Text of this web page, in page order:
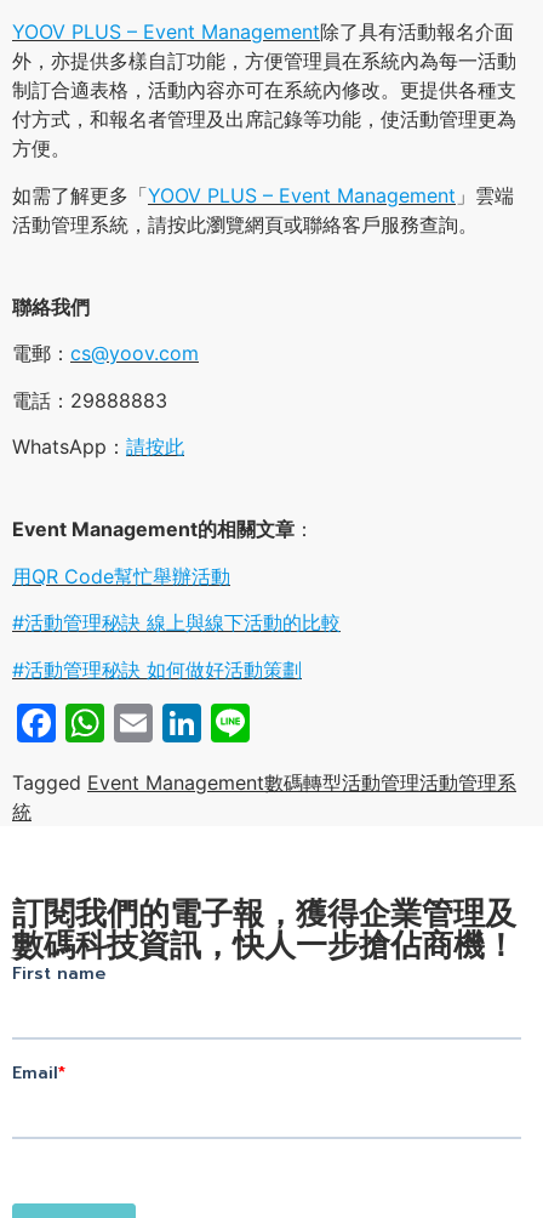
YOOV PLUS – Event Management除了具有活動報名介面
外，亦提供多樣自訂功能，方便管理員在系統內為每一活動
制訂合適表格，活動內容亦可在系統內修改。更提供各種支
付方式，和報名者管理及出席記錄等功能，使活動管理更為
方便。
如需了解更多「YOOV PLUS – Event Management 」雲端
活動管理系統，請按此瀏覽網頁或聯絡客戶服務查詢。
聯絡我們
電郵： cs@yoov.com
電話：29888883
WhatsApp： 請按此
Event Management的相關文章 ：
用QR Code幫忙舉辦活動
#活動管理秘訣 線上與線下活動的比較
#活動管理秘訣 如何做好活動策劃
Facebook
WhatsApp
EmailLinkedIn
Tagged Event Management數碼轉型活動管理活動管理系
統
訂閱我們的電子報，獲得企業管理及
數碼科技資訊，快人一步搶佔商機！